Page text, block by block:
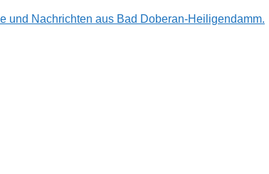
und Nachrichten aus Bad Doberan-Heiligendamm.